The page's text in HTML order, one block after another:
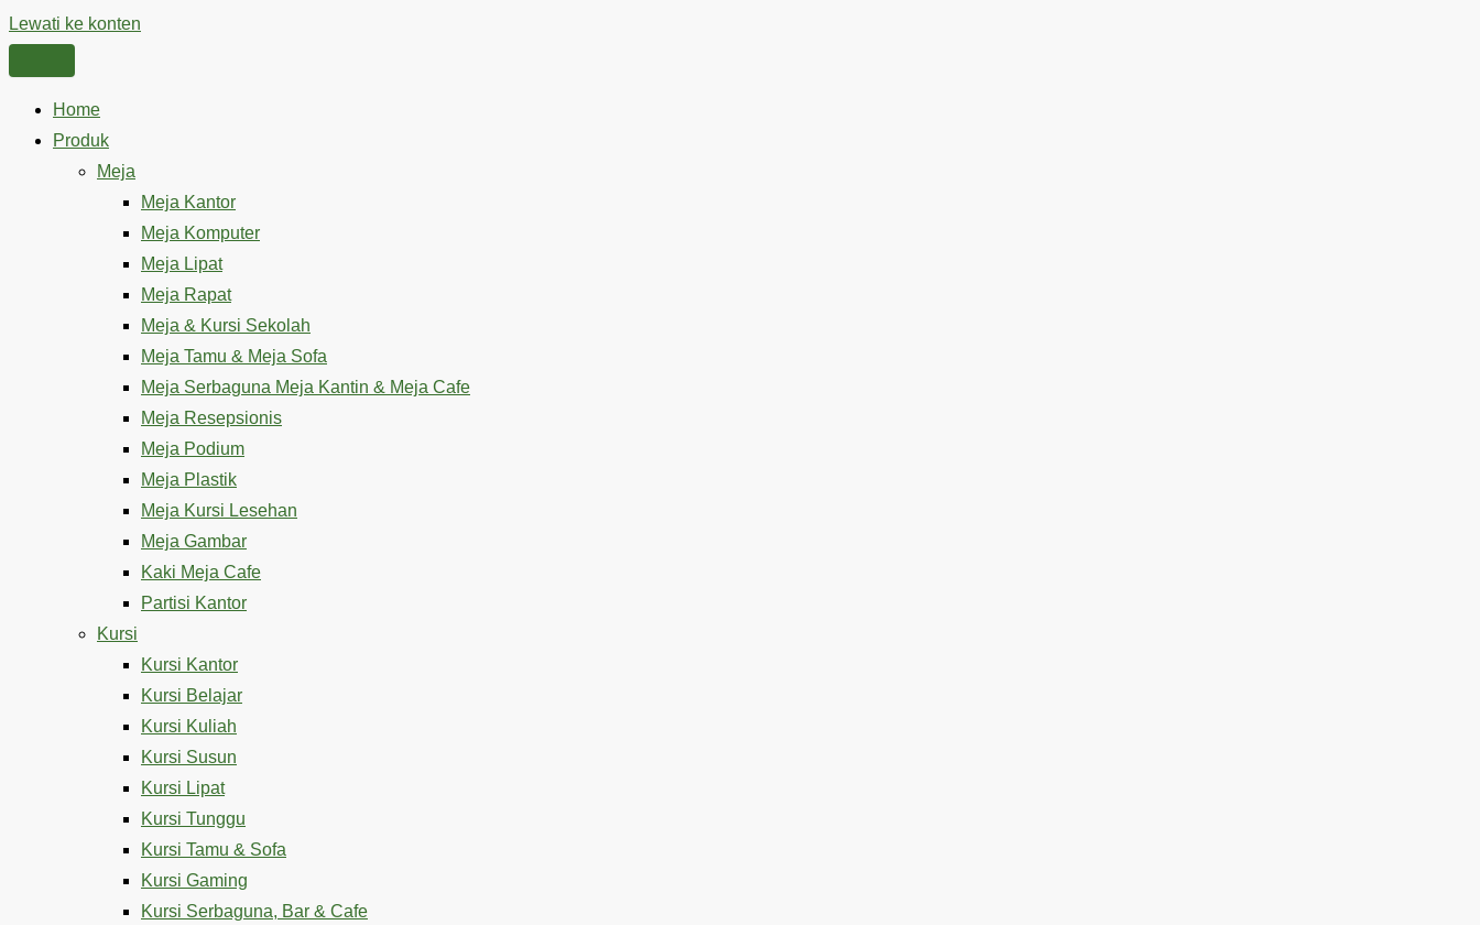
Lewati ke konten
Home
Produk
Meja
Meja Kantor
Meja Komputer
Meja Lipat
Meja Rapat
Meja & Kursi Sekolah
Meja Tamu & Meja Sofa
Meja Serbaguna Meja Kantin & Meja Cafe
Meja Resepsionis
Meja Podium
Meja Plastik
Meja Kursi Lesehan
Meja Gambar
Kaki Meja Cafe
Partisi Kantor
Kursi
Kursi Kantor
Kursi Belajar
Kursi Kuliah
Kursi Susun
Kursi Lipat
Kursi Tunggu
Kursi Tamu & Sofa
Kursi Gaming
Kursi Serbaguna, Bar & Cafe